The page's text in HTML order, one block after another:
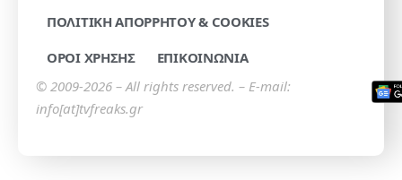
ΠΟΛΙΤΙΚΗ ΑΠΟΡΡΗΤΟΥ & COOKIES
ΟΡΟΙ ΧΡΗΣΗΣ
ΕΠΙΚΟΙΝΩΝΙΑ
© 2009-2026 – All rights reserved. – E-mail:
info[at]tvfreaks.gr